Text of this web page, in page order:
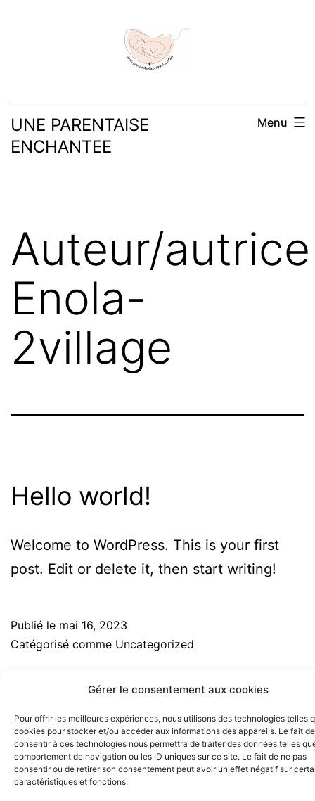
Gérer le consentement aux cookies
Pour offrir les meilleures expériences, nous utilisons des technologies telles
cookies pour stocker et/ou accéder aux informations des appareils. Le fait de
consentir à ces technologies nous permettra de traiter des données telles
comportement de navigation ou les ID uniques sur ce site. Le fait de ne pas
consentir ou de retirer son consentement peut avoir un effet négatif sur
caractéristiques et fonctions.
UNE PARENTAISE
ENCHANTEE
Menu
Auteur/
Enola-
2village
Hello world!
Welcome to WordPress. This is your first
post. Edit or delete it, then start writing!
Publié le mai 16, 2023
Catégorisé comme Uncategorized